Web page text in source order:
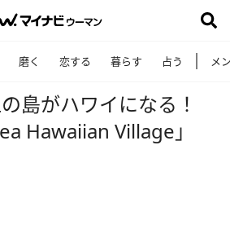
磨く 恋する 暮らす 占う メ
島がハワイになる！
Hawaiian Village」